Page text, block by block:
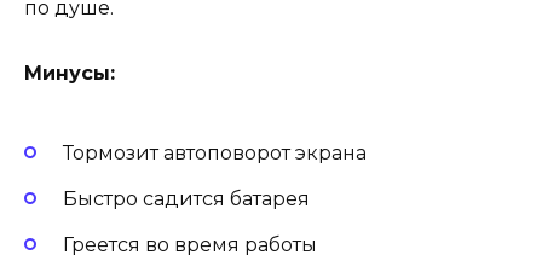
по душе.
Минусы:
Тормозит автоповорот экрана
Быстро садится батарея
Греется во время работы